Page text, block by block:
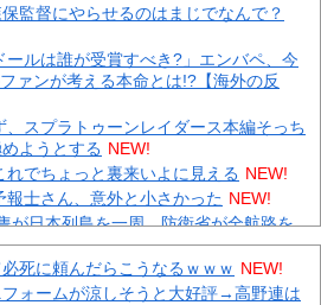
監督にやらせるのはまじでなんで？
ルは誰が受賞すべき?」エンバペ、今
ァンが考える本命とは!?【海外の反
、スプラトゥーンレイダース本編そっち
ようとする NEW!
れでちょっと裏来いよに見える NEW!
報士さん、意外と小さかった NEW!
が日本列島を一周…防衛省が全航路を
」「国を維持できるの？」外国人の永
国人の本音は？ NEW!
死に頼んだらこうなるｗｗｗ NEW!
フォームが涼しそうと大好評→高野連は